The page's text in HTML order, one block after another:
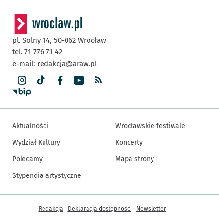
pl. Solny 14, 50-062 Wrocław
tel. 71 776 71 42
e-mail: redakcja@araw.pl
Aktualności
Wydział Kultury
Polecamy
Stypendia artystyczne
Wrocławskie festiwale
Koncerty
Mapa strony
Inne informacje
Redakcja Deklaracja dostępności Newsletter